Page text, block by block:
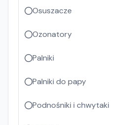
Osuszacze
Ozonatory
Palniki
Palniki do papy
Podnośniki i chwytaki